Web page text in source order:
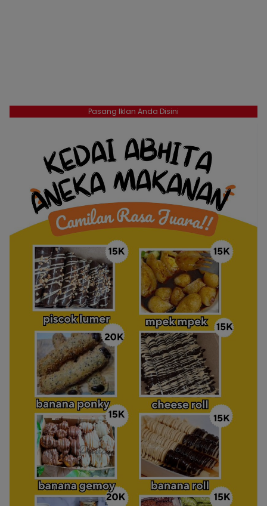
Pasang Iklan Anda Disini